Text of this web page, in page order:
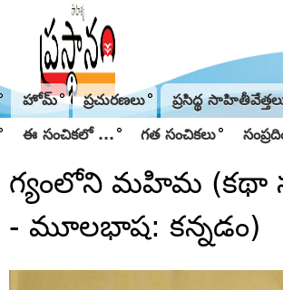
హోమ్ ప్రచురణలు ప్రసిద్థ
ఈ సంచికలో ... గత సంచికలు
గ్యంలోని మహిమ (కథా
- మూలభాష: కన్నడం)